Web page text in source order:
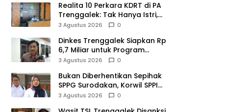
Realita 10 Perkara KDRT di PA
Trenggalek: Tak Hanya Istri,
Suami Juga Jadi Korban
3 Agustus 2026 0
Dinkes Trenggalek Siapkan Rp
6,7 Miliar untuk Program
Kesehatan Masyarakat di 2027
3 Agustus 2026 0
Bukan Diberhentikan Sepihak
SPPG Surodakan, Korwil SPPI
Trenggalek Ralat Pernyataan
3 Agustus 2026 0